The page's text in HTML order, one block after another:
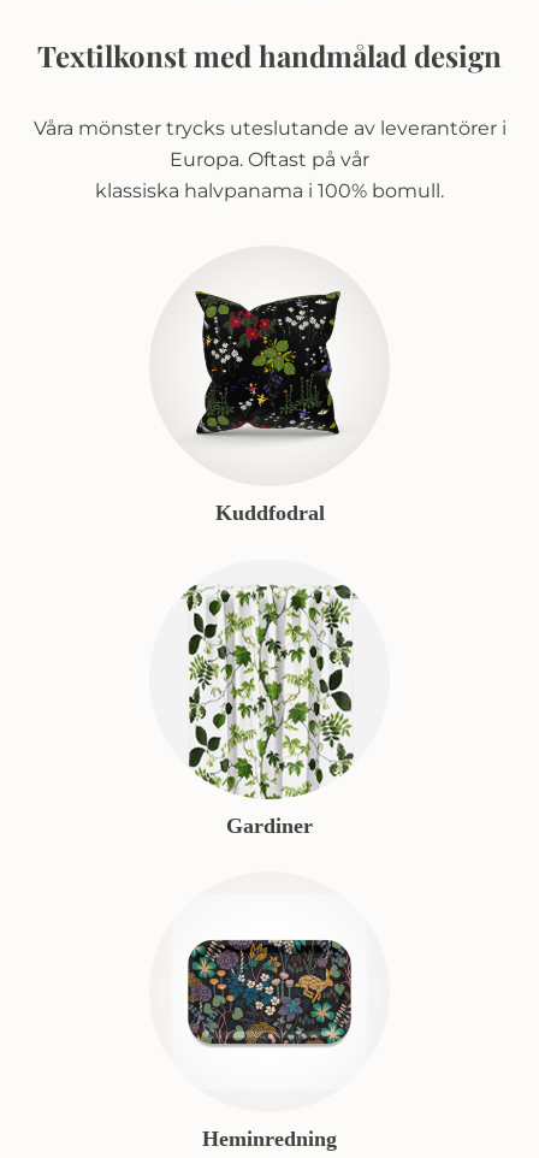
Textilkonst med handmålad design
Våra mönster trycks uteslutande av leverantörer i
Europa. Oftast på vår
klassiska halvpanama i 100% bomull.
Kuddfodral
Gardiner
Heminredning